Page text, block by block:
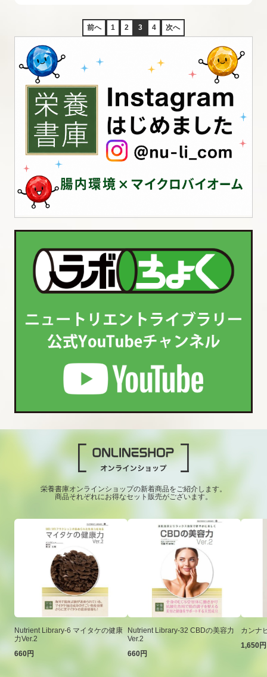
前へ 1 2 3 4 次へ
栄養書庫オンラインショップの新着商品をご紹介します。
商品それぞれにお得なセット販売がございます。
Nutrient Library-6 マイタケの健康
力Ver.2
660円
Nutrient Library-32 CBDの美容力
Ver.2
660円
カンナ
1,650円